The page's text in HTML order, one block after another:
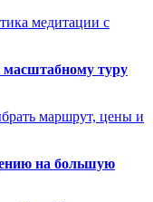
медитации с
масштабному туру
маршрут, цены и
на большую